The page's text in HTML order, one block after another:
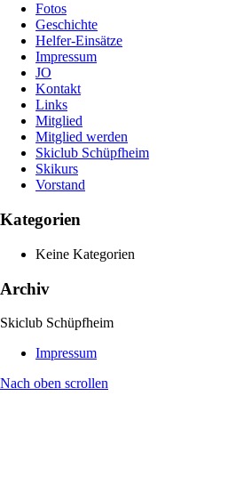
Fotos
Geschichte
Helfer-Einsätze
Impressum
JO
Kontakt
Links
Mitglied
Mitglied werden
Skiclub Schüpfheim
Skikurs
Vorstand
Kategorien
Keine Kategorien
Archiv
Skiclub Schüpfheim
Impressum
Nach oben scrollen